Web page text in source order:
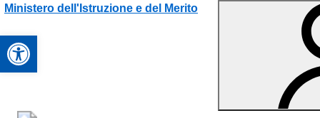
Vai ai contenuti
Vai al menu di navigazione
Vai al footer
Ministero dell'Istruzione e del Merito
Apri la barra degli strumenti